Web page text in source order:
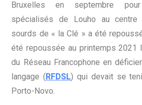
Bruxelles en septembre
spécialisés de Louho au centre
sourds de « la Clé » a été
été repoussée au printemps 2021
du Réseau Francophone en
langage ( RFDSL) qui devait se
Porto-Novo.